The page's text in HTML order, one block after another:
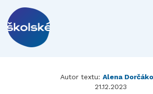
Autor textu: Alena
21.12.2023